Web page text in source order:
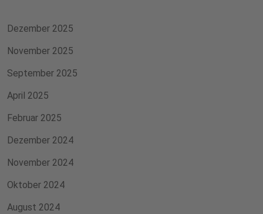
Dezember 2025
November 2025
September 2025
April 2025
Februar 2025
Dezember 2024
November 2024
Oktober 2024
August 2024